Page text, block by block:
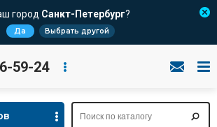
город Санкт-Петербург?
Да Выбрать другой
59-24